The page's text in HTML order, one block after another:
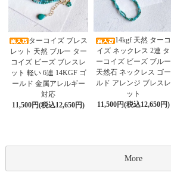
ターコイズ ブレス
レット 天然 ブルー ター
コイズ ビーズ ブレスレ
ット 軽い 6連 14KGF ゴ
ールド 金属アレルギー
対応
11,500円(税込12,650円)
14kgf 天然 ターコ
イズ ネックレス 2連 タ
ーコイズ ビーズ ブルー
天然石 ネックレス ゴー
ルド アレンジ ブレスレ
ット
11,500円(税込12,650円)
More